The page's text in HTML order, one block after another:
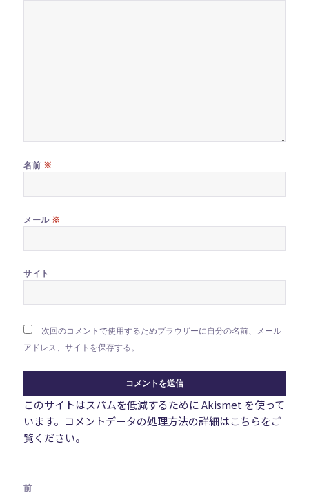
名前 ※
メール ※
サイト
次回のコメントで使用するためブラウザーに自分の名前、メール
アドレス、サイトを保存する。
このサイトはスパムを低減するために Akismet を使って
います。 コメントデータの処理方法の詳細はこちらをご
覧ください。
前